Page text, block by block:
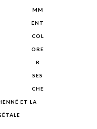
MM
ENT
COL
ORE
R
SES
CHE
ET LA